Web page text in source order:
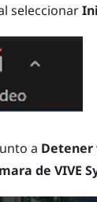
seleccionar
a Detener
de VIVE